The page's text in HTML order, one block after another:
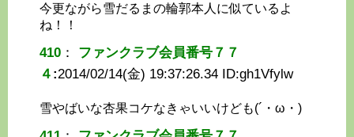
今更ながら雪だるまの輪郭本人に似ているよ
ね！！
410 ： ファンクラブ会員番号７７
４ :2014/02/14(金) 19:37:26.34 ID:gh1Vfylw
雪やばいな杏果コケなきゃいいけども(´・ω・)